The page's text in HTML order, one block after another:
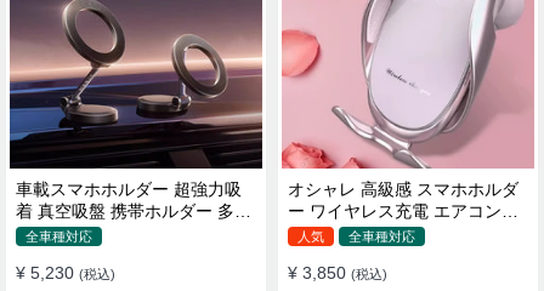
車載スマホホルダー 超強力吸
着 真空吸盤 携帯ホルダー 多角
度調整 360°回転な台座 車用ホ
カー用品 全機種対応
全車種対応
¥ 5,230 (税込)
オシャレ 高級感 スマホホルダ
ー ワイヤレス充電 エアコン吹
き出し口/ 吸盤タイプ 女性
人気 全車種対応
¥ 3,850 (税込)